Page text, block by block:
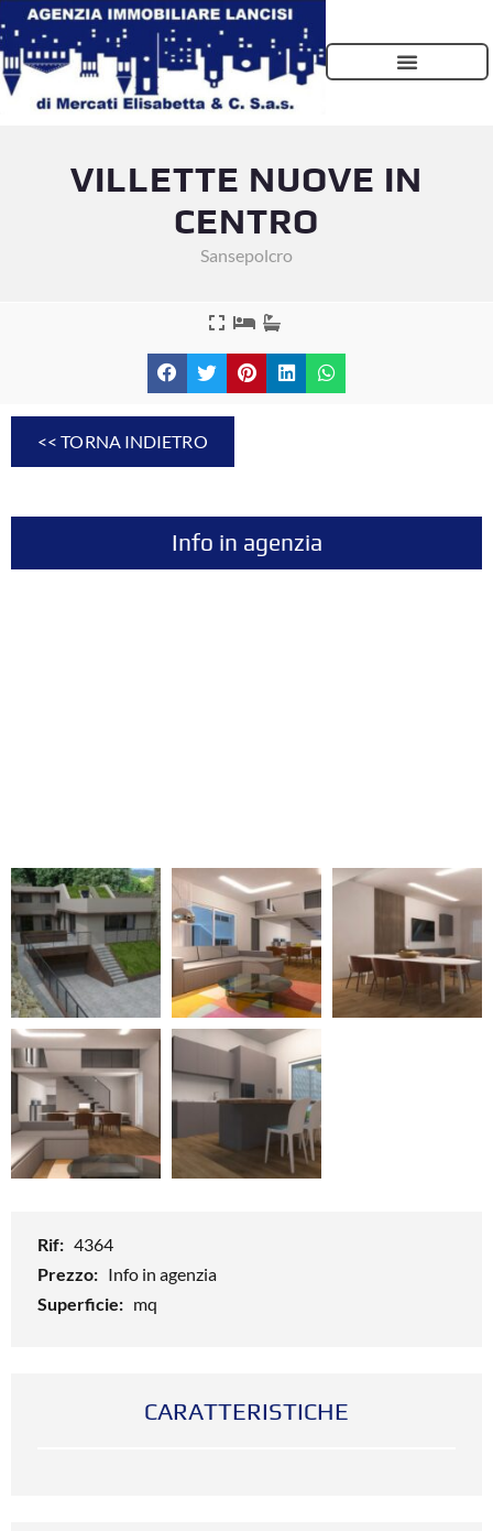
VILLETTE NUOVE IN
CENTRO
Sansepolcro
<< TORNA INDIETRO
Info in agenzia
Rif: 4364
Prezzo: Info in agenzia
Superficie: mq
CARATTERISTICHE